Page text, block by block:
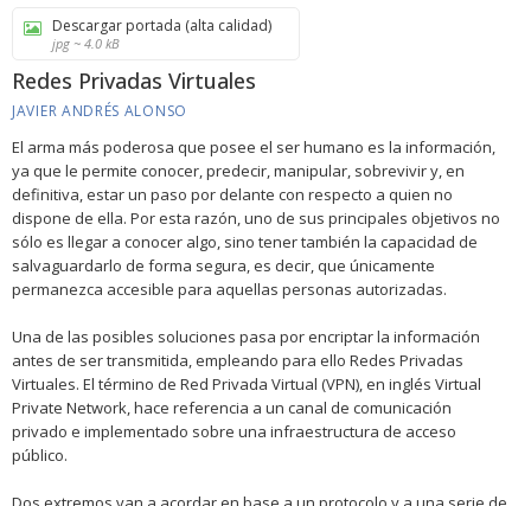
Descargar portada (alta calidad)
jpg ~ 4.0 kB
Redes Privadas Virtuales
JAVIER ANDRÉS ALONSO
El arma más poderosa que posee el ser humano es la información,
ya que le permite conocer, predecir, manipular, sobrevivir y, en
definitiva, estar un paso por delante con respecto a quien no
dispone de ella. Por esta razón, uno de sus principales objetivos no
sólo es llegar a conocer algo, sino tener también la capacidad de
salvaguardarlo de forma segura, es decir, que únicamente
permanezca accesible para aquellas personas autorizadas.
Una de las posibles soluciones pasa por encriptar la información
antes de ser transmitida, empleando para ello Redes Privadas
Virtuales. El término de Red Privada Virtual (VPN), en inglés Virtual
Private Network, hace referencia a un canal de comunicación
privado e implementado sobre una infraestructura de acceso
público.